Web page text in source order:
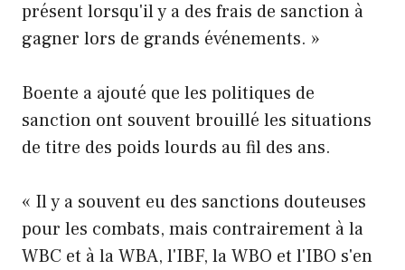
présent lorsqu'il y a des frais de sanction à
gagner lors de grands événements. »
Boente a ajouté que les politiques de
sanction ont souvent brouillé les situations
de titre des poids lourds au fil des ans.
« Il y a souvent eu des sanctions douteuses
pour les combats, mais contrairement à la
WBC et à la WBA, l'IBF, la WBO et l'IBO s'en